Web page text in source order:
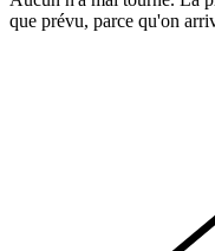
que prévu, parce qu'on